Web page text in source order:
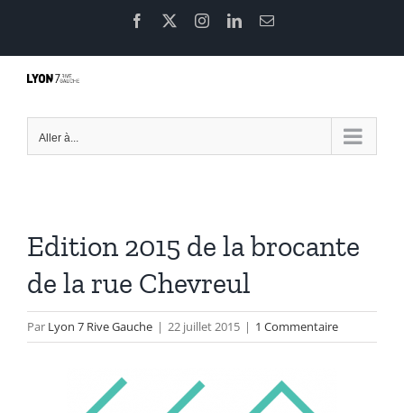
contenu
Facebook InstagramLinkedInEmail
Aller à...
Edition 2015 de la brocante
de la rue Chevreul
Par Lyon 7 Rive Gauche | 22 juillet 2015 | 1 Commentaire